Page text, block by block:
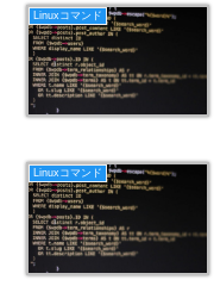
Linuxコマンド
Linuxコマンド